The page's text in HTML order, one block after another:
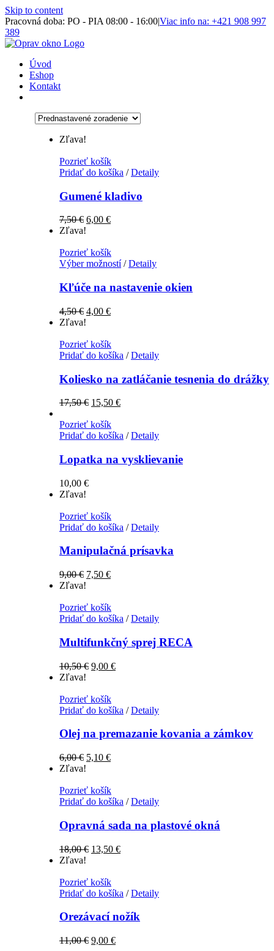
Skip to content
Pracovná doba: PO - PIA 08:00 - 16:00|Viac info na: +421 908 997
389
Úvod
Eshop
Kontakt
Zľava!
Pozrieť košík
Pridať do košíka / Detaily
Gumené kladivo
7,50€ 6,00 €
Zľava!
Pozrieť košík
Výber možností/ Detaily
Kľúče na nastavenie okien
4,50€ 4,00 €
Zľava!
Pozrieť košík
Pridať do košíka / Detaily
Koliesko na zatláčanie tesnenia do drážky
17,50€ 15,50 €
Pozrieť košík
Pridať do košíka / Detaily
Lopatka na vysklievanie
10,00 €
Zľava!
Pozrieť košík
Pridať do košíka / Detaily
Manipulačná prísavka
9,00€ 7,50 €
Zľava!
Pozrieť košík
Pridať do košíka / Detaily
Multifunkčný sprej RECA
10,50€ 9,00 €
Zľava!
Pozrieť košík
Pridať do košíka / Detaily
Olej na premazanie kovania a zámkov
6,00€ 5,10 €
Zľava!
Pozrieť košík
Pridať do košíka / Detaily
Opravná sada na plastové okná
18,00€ 13,50 €
Zľava!
Pozrieť košík
Pridať do košíka / Detaily
Orezávací nožík
11,00€ 9,00 €